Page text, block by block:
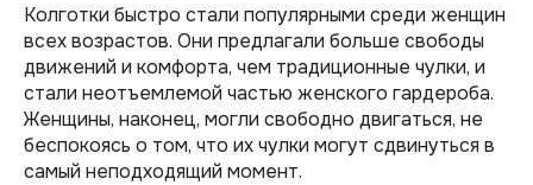
Колготки быстро стали популярными среди женщин
всех возрастов. Они предлагали больше свободы
движений и комфорта, чем традиционные чулки, и
стали неотъемлемой частью женского гардероба.
Женщины, наконец, могли свободно двигаться, не
беспокоясь о том, что их чулки могут сдвинуться в
самый неподходящий момент.